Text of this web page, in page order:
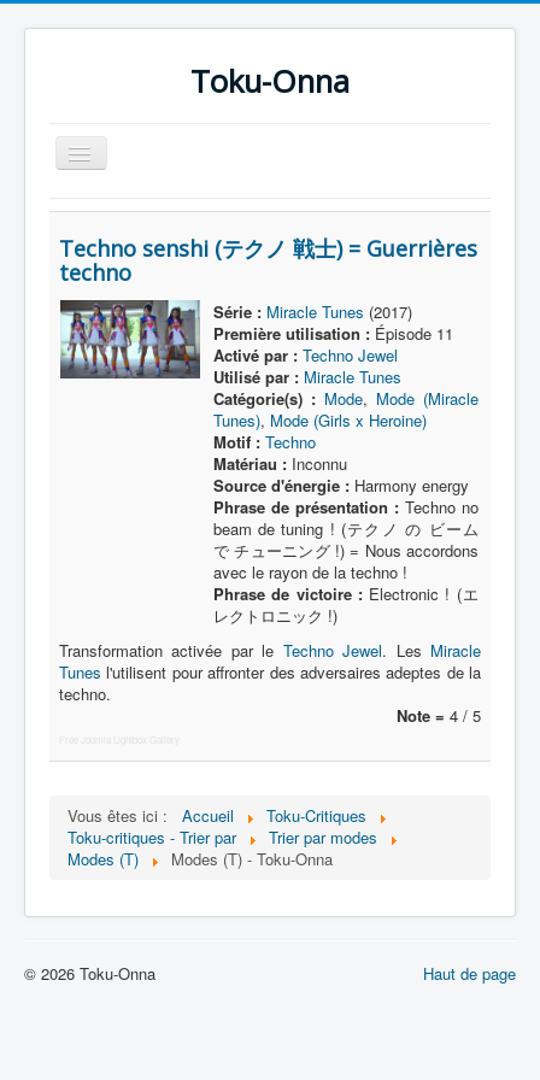
Toku-Onna
Basculer
la
Accueil
Toku-Actrices
Toku-Critiques
Séries
Films
Équipe
Mecha
Lieu
Techno senshi (テクノ 戦士) = Guerrières
techno
Série : Miracle Tunes (2017)
Première utilisation :Épisode 11
Activé par : Techno Jewel
Utilisé par : Miracle Tunes
Catégorie(s) : Mode, Mode (Miracle
Tunes), Mode (Girls x Heroine)
Motif : Techno
Matériau :Inconnu
Source d'énergie :Harmony energy
Phrase de présentation :Techno no
beam de tuning ! (テクノ の ビーム
で チューニング !) = Nous accordons
avec le rayon de la techno !
Phrase de victoire :Electronic ! (エ
レクトロニック !)
Transformation activée par le Techno Jewel. Les Miracle
Tunes l'utilisent pour affronter des adversaires adeptes de la
techno.
Note = 4 / 5
Vous êtes ici : Accueil
Toku-Critiques
Toku-critiques - Trier par
Trier par modes
Modes (T)
Modes (T) - Toku-Onna
Haut de page
© 2026 Toku-Onna